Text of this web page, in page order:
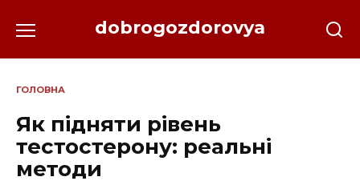
до
dobrogozdorovya
ГОЛОВНА
Як підняти рівень
тестостерону: реальні
методи